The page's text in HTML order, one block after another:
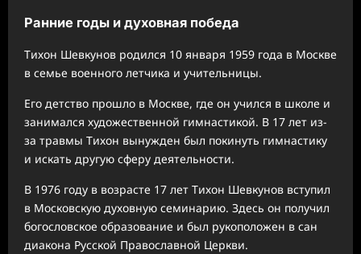
Ранние годы и духовная победа
Тихон Шевкунов родился 10 января 1959 года в Москве
в семье военного летчика и учительницы.
Его детство прошло в Москве, где он учился в школе и
занимался художественной гимнастикой. В 17 лет из-
за травмы Тихон вынужден был покинуть гимнастику
и искать другую сферу деятельности.
В 1976 году в возрасте 17 лет Тихон Шевкунов вступил
в Московскую духовную семинарию. Здесь он получил
богословское образование и был рукоположен в сан
диакона Русской Православной Церкви.